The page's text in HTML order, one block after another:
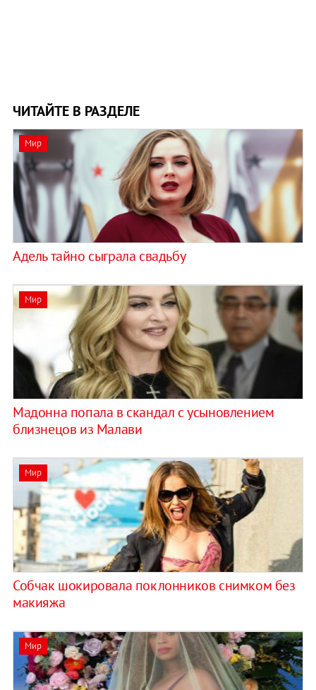
ЧИТАЙТЕ В РАЗДЕЛЕ
Мир
Адель тайно сыграла свадьбу
Мир
Мадонна попала в скандал с усыновлением
близнецов из Малави
Мир
Собчак шокировала поклонников снимком без
макияжа
Мир